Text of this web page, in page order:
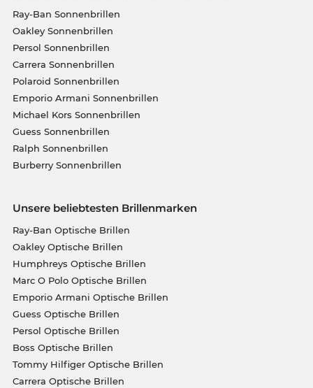
Ray-Ban Sonnenbrillen
Oakley Sonnenbrillen
Persol Sonnenbrillen
Carrera Sonnenbrillen
Polaroid Sonnenbrillen
Emporio Armani Sonnenbrillen
Michael Kors Sonnenbrillen
Guess Sonnenbrillen
Ralph Sonnenbrillen
Burberry Sonnenbrillen
Unsere beliebtesten Brillenmarken
Ray-Ban Optische Brillen
Oakley Optische Brillen
Humphreys Optische Brillen
Marc O Polo Optische Brillen
Emporio Armani Optische Brillen
Guess Optische Brillen
Persol Optische Brillen
Boss Optische Brillen
Tommy Hilfiger Optische Brillen
Carrera Optische Brillen